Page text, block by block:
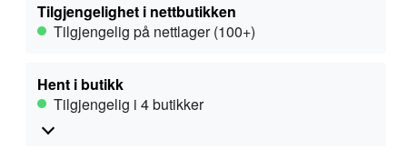
Tilgjengelighet i nettbutikken
Tilgjengelig på nettlager (100+)
Hent i butikk
Tilgjengelig i 4 butikker